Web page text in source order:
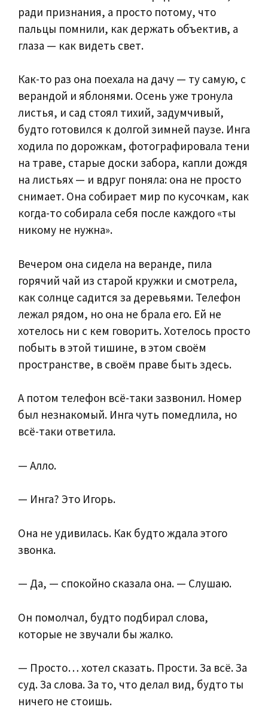
ради признания, а просто потому, что
пальцы помнили, как держать объектив, а
глаза — как видеть свет.
Как-то раз она поехала на дачу — ту самую, с
верандой и яблонями. Осень уже тронула
листья, и сад стоял тихий, задумчивый,
будто готовился к долгой зимней паузе. Инга
ходила по дорожкам, фотографировала тени
на траве, старые доски забора, капли дождя
на листьях — и вдруг поняла: она не просто
снимает. Она собирает мир по кусочкам, как
когда-то собирала себя после каждого «ты
никому не нужна».
Вечером она сидела на веранде, пила
горячий чай из старой кружки и смотрела,
как солнце садится за деревьями. Телефон
лежал рядом, но она не брала его. Ей не
хотелось ни с кем говорить. Хотелось просто
побыть в этой тишине, в этом своём
пространстве, в своём праве быть здесь.
А потом телефон всё-таки зазвонил. Номер
был незнакомый. Инга чуть помедлила, но
всё-таки ответила.
— Алло.
— Инга? Это Игорь.
Она не удивилась. Как будто ждала этого
звонка.
— Да, — спокойно сказала она. — Слушаю.
Он помолчал, будто подбирал слова,
которые не звучали бы жалко.
— Просто… хотел сказать. Прости. За всё. За
суд. За слова. За то, что делал вид, будто ты
ничего не стоишь.